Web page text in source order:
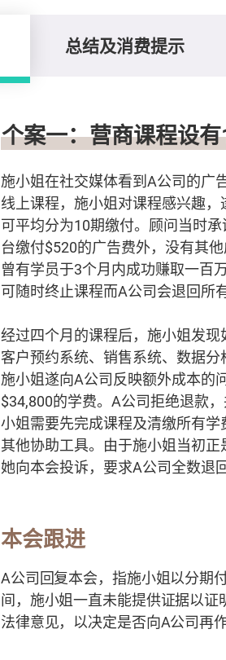
总结及消费提示
个案一：营商课程设
施小姐在社交媒体看到A公司的广
线上课程，施小姐对课程感兴趣，
可平均分为10期缴付。顾问当时
台缴付$520的广告费外，没有其
曾有学员于3个月内成功赚取一百
可随时终止课程而A公司会退回所
经过四个月的课程后，施小姐发
客户预约系统、销售系统、数据分
施小姐遂向A公司反映额外成本的
$34,800的学费。A公司拒绝退款
小姐需要先完成课程及清缴所有
其他协助工具。由于施小姐当初
她向本会投诉，要求A公司全数退
本会跟进
A公司回复本会，指施小姐以分期
间，施小姐一直未能提供证据以
法律意见，以决定是否向A公司再作